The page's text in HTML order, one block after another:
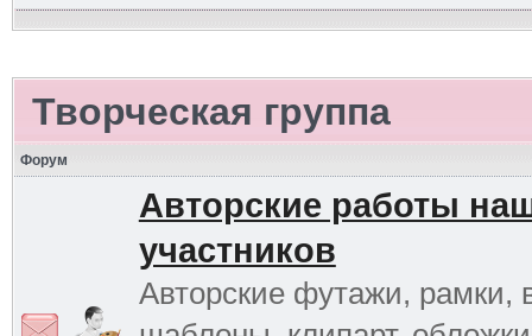
Творческая группа
Форум
Авторские работы
участников
Авторские футажи, рамки,